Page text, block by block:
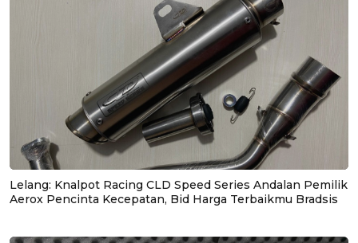
Lelang: Knalpot Racing CLD Speed Series Andalan Pemilik
Aerox Pencinta Kecepatan, Bid Harga Terbaikmu Bradsis